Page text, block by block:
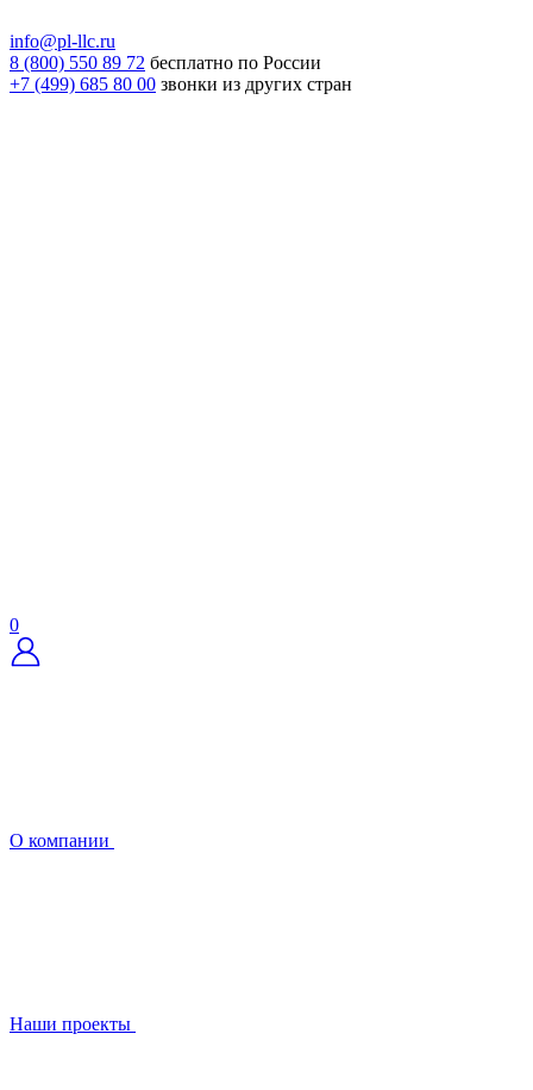
info@pl-llc.ru
8 (800) 550 89 72 бесплатно по России
+7 (499) 685 80 00 звонки из других стран
0
О компании
Наши проекты